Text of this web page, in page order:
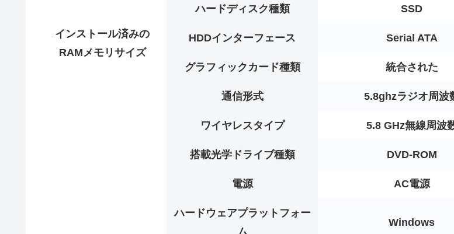
インストール済みの
RAMメモリサイズ
ハードディスク種類 ‎SSD
HDDインターフェース ‎Serial ATA
グラフィックカード種類 ‎統合された
通信形式 ‎5.8ghzラジオ周波
ワイヤレスタイプ ‎5.8 GHz無線周波
搭載光学ドライブ種類 ‎DVD-ROM
電源 ‎AC電源
ハードウェアプラットフォー
ム
‎Windows